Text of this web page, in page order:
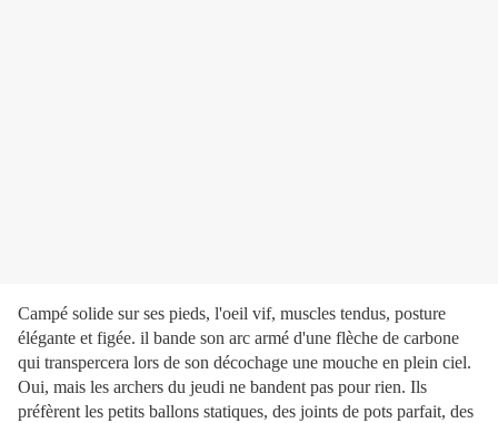
Campé solide sur ses pieds, l'oeil vif, muscles tendus, posture
élégante et figée. il bande son arc armé d'une flèche de carbone
qui transpercera lors de son décochage une mouche en plein ciel.
Oui, mais les archers du jeudi ne bandent pas pour rien. Ils
préfèrent les petits ballons statiques, des joints de pots parfait, des